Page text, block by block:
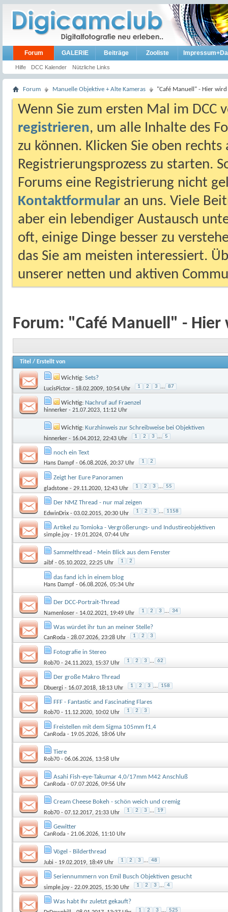
Forum
Hilfe DCC Kalender Nützliche Links
GALERIE Beiträge Zooliste
Forum Manuelle Objektive + Alte Kameras "Café Manuell" - Hier
Wenn Sie zum ersten Mal im DCC
registrieren, um alle Inhalte des
zu können. Klicken Sie oben
Registrierungsprozess zu starten.
Forums eine Registrierung nicht
Kontaktformular an uns. Viele
aber ein lebendiger Austausch
oft, einige Dinge besser zu
das Sie am meisten interessiert.
unserer netten und aktiven
Forum: "Café Manuell" -
Titel / Erstellt von
Wichtig: Sets?
LucisPictor - 18.02.2009, 10:54 Uhr 1 2 3 ... 87
Wichtig: Nachruf auf Fraenzel
hinnerker - 21.07.2023, 11:12 Uhr
Wichtig: Kurzhinweis zur Schreibweise bei Objektiven
hinnerker - 16.04.2012, 22:43 Uhr 1 2 3 ... 5
noch ein Text
Hans Dampf - 06.08.2026, 20:37 Uhr 1 2
Zeigt her Eure Panoramen
gladstone - 29.11.2020, 12:43 Uhr 1 2 3 ... 55
Der NMZ Thread - nur mal zeigen
EdwinDrix - 03.02.2015, 20:30 Uhr 1 2 3 ... 1158
Artikel zu Tomioka - Vergrößerungs- und Industireobjektiven
simple.joy- 19.01.2024, 07:44 Uhr
Sammelthread - Mein Blick aus dem Fenster
aibf - 05.10.2022, 22:25 Uhr 1 2
das fand ich in einem blog
Hans Dampf - 06.08.2026, 05:34 Uhr
Der DCC-Portrait-Thread
Namenloser - 14.02.2021, 19:49 Uhr 1 2 3 ... 34
Was würdet ihr tun an meiner Stelle?
CanRoda - 28.07.2026, 23:28 Uhr 1 2 3
Fotografie in Stereo
Rob70 - 24.11.2023, 15:37 Uhr 1 2 3 ... 62
Der große Makro Thread
Dbuergi - 16.07.2018, 18:13 Uhr 1 2 3 ... 158
FFF - Fantastic and Fascinating Flares
Rob70 - 11.12.2020, 10:02 Uhr 1 2 3
Freistellen mit dem Sigma 105mm f1,4
CanRoda - 19.05.2026, 18:06 Uhr
Tiere
Rob70 - 06.06.2026, 13:58 Uhr
Asahi Fish-eye-Takumar 4,0/17mm M42 Anschluß
CanRoda - 07.07.2026, 09:56 Uhr
Cream Cheese Bokeh - schön weich und cremig
Rob70 - 07.12.2017, 21:33 Uhr 1 2 3 ... 19
Gewitter
CanRoda - 21.06.2026, 11:10 Uhr
Vögel - Bilderthread
Jubi - 19.02.2019, 18:49 Uhr 1 2 3 ... 48
Seriennummern von Emil Busch Objektiven gesucht
simple.joy- 22.09.2025, 15:30 Uhr 1 2 3 ... 4
Was habt Ihr zuletzt gekauft?
1 2 3 ... 525